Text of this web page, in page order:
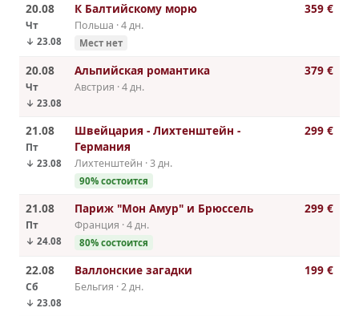
20.08
Чт
↓ 23.08
К Балтийскому морю
Польша · 4 дн.
Мест нет
359 €
20.08
Чт
↓ 23.08
Альпийская романтика
Австрия · 4 дн.
379 €
21.08
Пт
↓ 23.08
Швейцария - Лихтенштейн -
Германия
Лихтенштейн · 3 дн.
90% cостоится
299 €
21.08
Пт
↓ 24.08
Париж "Мон Амур" и Брюссель
Франция · 4 дн.
80% cостоится
299 €
22.08
Сб
↓ 23.08
Валлонские загадки
Бельгия · 2 дн.
199 €